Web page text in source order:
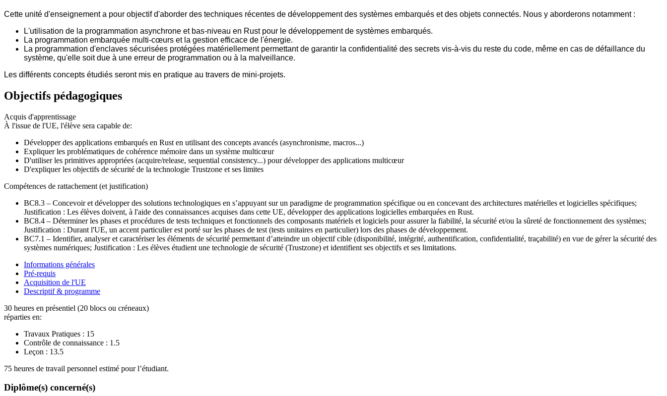
Cette unité d'enseignement a pour objectif d'aborder des techniques récentes de développement des systèmes embarqués et des objets connectés. Nous y aborderons notamment :
L'utilisation de la programmation asynchrone et bas-niveau en Rust pour le développement de systèmes embarqués.
La programmation embarquée multi-cœurs et la gestion efficace de l'énergie.
La programmation d'enclaves sécurisées protégées matériellement permettant de garantir la confidentialité des secrets vis-à-vis du reste du code, même en cas de défaillance du
système, qu'elle soit due à une erreur de programmation ou à la malveillance.
Les différents concepts étudiés seront mis en pratique au travers de mini-projets.
Objectifs pédagogiques
Acquis d'apprentissage
À l'issue de l'UE, l'élève sera capable de:
Développer des applications embarqués en Rust en utilisant des concepts avancés (asynchronisme, macros...)
Expliquer les problématiques de cohérence mémoire dans un système multicœur
D'utiliser les primitives appropriées (acquire/release, sequential consistency...) pour développer des applications multicœur
D'expliquer les objectifs de sécurité de la technologie Trustzone et ses limites
Compétences de rattachement (et justification)
BC8.3 – Concevoir et développer des solutions technologiques en s’appuyant sur un paradigme de programmation spécifique ou en concevant des architectures matérielles et logicielles spécifiques;
Justification : Les élèves doivent, à l'aide des connaissances acquises dans cette UE, développer des applications logicielles embarquées en Rust.
BC8.4 – Déterminer les phases et procédures de tests techniques et fonctionnels des composants matériels et logiciels pour assurer la fiabilité, la sécurité et/ou la sûreté de fonctionnement des systèmes;
Justification : Durant l'UE, un accent particulier est porté sur les phases de test (tests unitaires en particulier) lors des phases de développement.
BC7.1 – Identifier, analyser et caractériser les éléments de sécurité permettant d’atteindre un objectif cible (disponibilité, intégrité, authentification, confidentialité, traçabilité) en vue de gérer la sécurité des
systèmes numériques; Justification : Les élèves étudient une technologie de sécurité (Trustzone) et identifient ses objectifs et ses limitations.
Informations générales
Pré-requis
Acquisition de l'UE
Descriptif & programme
30 heures en présentiel (20 blocs ou créneaux)
réparties en:
Travaux Pratiques : 15
Contrôle de connaissance : 1.5
Leçon : 13.5
75 heures de travail personnel estimé pour l’étudiant.
Diplôme(s) concerné(s)